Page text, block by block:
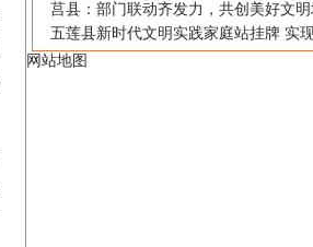
莒县：部门联动齐发力，共创美好文
五莲县新时代文明实践家庭站挂牌 实
网站地图